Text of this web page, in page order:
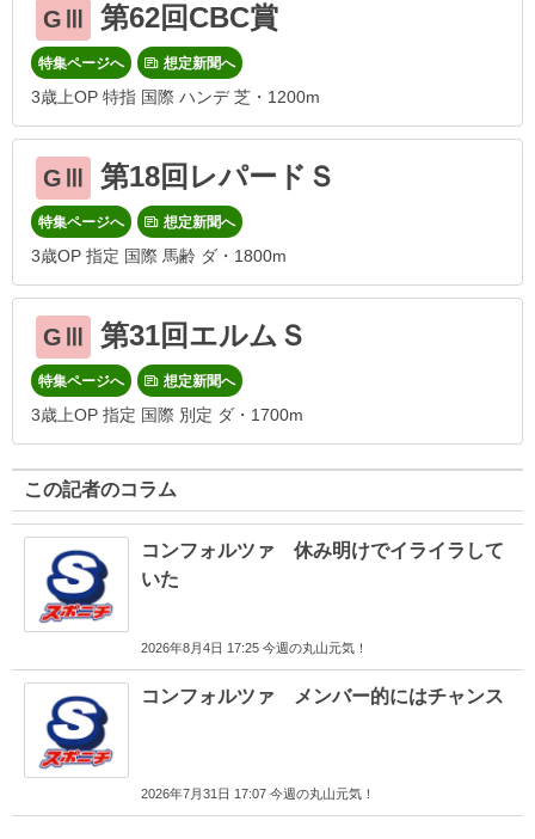
GⅢ 第62回CBC賞
特集ページへ 想定新聞へ
3歳上OP 特指 国際 ハンデ 芝・1200m
GⅢ 第18回レパードＳ
特集ページへ 想定新聞へ
3歳OP 指定 国際 馬齢 ダ・1800m
GⅢ 第31回エルムＳ
特集ページへ 想定新聞へ
3歳上OP 指定 国際 別定 ダ・1700m
この記者のコラム
コンフォルツァ 休み明けでイライラして
いた
2026年8月4日 17:25 今週の丸山元気！
コンフォルツァ メンバー的にはチャンス
2026年7月31日 17:07 今週の丸山元気！